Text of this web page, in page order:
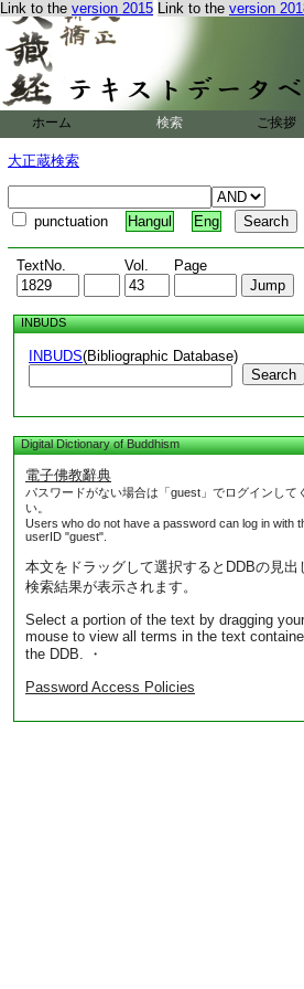
Link to the version 2015 Link to the version
ホーム 検索 ご挨拶
大正蔵検索
punctuation Hangul Eng
TextNo. Vol. Page
INBUDS
INBUDS(Bibliographic Database)
Search
Digital Dictionary of Buddhism
電子佛教辭典
パスワードがない場合は「guest」でログインして
い。
Users who do not have a password can log in with
userID "guest".
本文をドラッグして選択するとDDBの見出
検索結果が表示されます。
Select a portion of the text by dragging your
mouse to view all terms in the text
the DDB. ・
Password Access Policies